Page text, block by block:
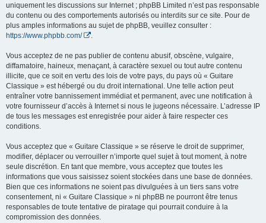
uniquement les discussions sur Internet ; phpBB Limited n’est pas responsable
du contenu ou des comportements autorisés ou interdits sur ce site. Pour de
plus amples informations au sujet de phpBB, veuillez consulter :
https://www.phpbb.com/
Vous acceptez de ne pas publier de contenu abusif, obscène, vulgaire,
diffamatoire, haineux, menaçant, à caractère sexuel ou tout autre contenu
illicite, que ce soit en vertu des lois de votre pays, du pays où « Guitare
Classique » est hébergé ou du droit international. Une telle action peut
entraîner votre bannissement immédiat et permanent, avec une notification à
votre fournisseur d’accès à Internet si nous le jugeons nécessaire. L’adresse IP
de tous les messages est enregistrée pour aider à faire respecter ces
conditions.
Vous acceptez que « Guitare Classique » se réserve le droit de supprimer,
modifier, déplacer ou verrouiller n’importe quel sujet à tout moment, à notre
seule discrétion. En tant que membre, vous acceptez que toutes les
informations que vous saisissez soient stockées dans une base de données.
Bien que ces informations ne soient pas divulguées à un tiers sans votre
consentement, ni « Guitare Classique » ni phpBB ne pourront être tenus
responsables de toute tentative de piratage qui pourrait conduire à la
compromission des données.